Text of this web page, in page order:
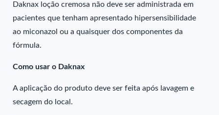
Daknax loção cremosa não deve ser administrada em
pacientes que tenham apresentado hipersensibilidade
ao miconazol ou a quaisquer dos componentes da
fórmula.
Como usar o Daknax
A aplicação do produto deve ser feita após lavagem e
secagem do local.